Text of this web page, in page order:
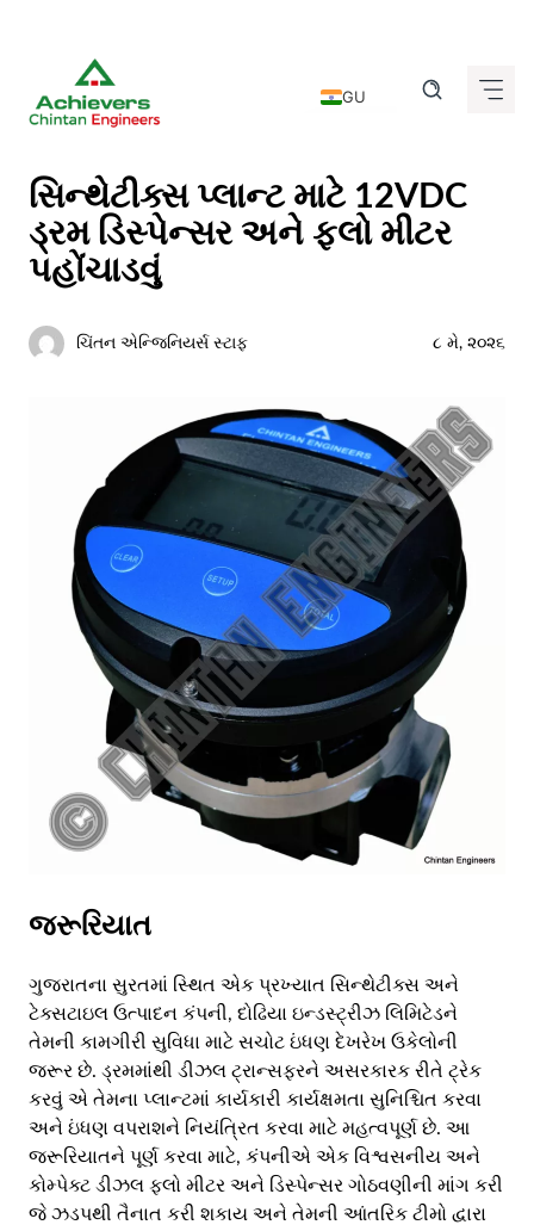
content
GU
DE
FR
MR
TA
TE
AR
BN
ML
સિન્થેટીક્સ પ્લાન્ટ માટે 12VDC
ડ્રમ ડિસ્પેન્સર અને ફ્લો મીટર
પહોંચાડવું
ચિંતન એન્જિનિયર્સ સ્ટાફ ૮ મે, ૨૦૨૬
જરૂરિયાત
ગુજરાતના સુરતમાં સ્થિત એક પ્રખ્યાત સિન્થેટીક્સ અને
ટેક્સટાઇલ ઉત્પાદન કંપની, દોઢિયા ઇન્ડસ્ટ્રીઝ લિમિટેડને
તેમની કામગીરી સુવિધા માટે સચોટ ઇંધણ દેખરેખ ઉકેલોની
જરૂર છે. ડ્રમમાંથી ડીઝલ ટ્રાન્સફરને અસરકારક રીતે ટ્રેક
કરવું એ તેમના પ્લાન્ટમાં કાર્યકારી કાર્યક્ષમતા સુનિશ્ચિત કરવા
અને ઇંધણ વપરાશને નિયંત્રિત કરવા માટે મહત્વપૂર્ણ છે. આ
જરૂરિયાતને પૂર્ણ કરવા માટે, કંપનીએ એક વિશ્વસનીય અને
કોમ્પેક્ટ ડીઝલ ફ્લો મીટર અને ડિસ્પેન્સર ગોઠવણીની માંગ કરી
જે ઝડપથી તૈનાત કરી શકાય અને તેમની આંતરિક ટીમો દ્વારા